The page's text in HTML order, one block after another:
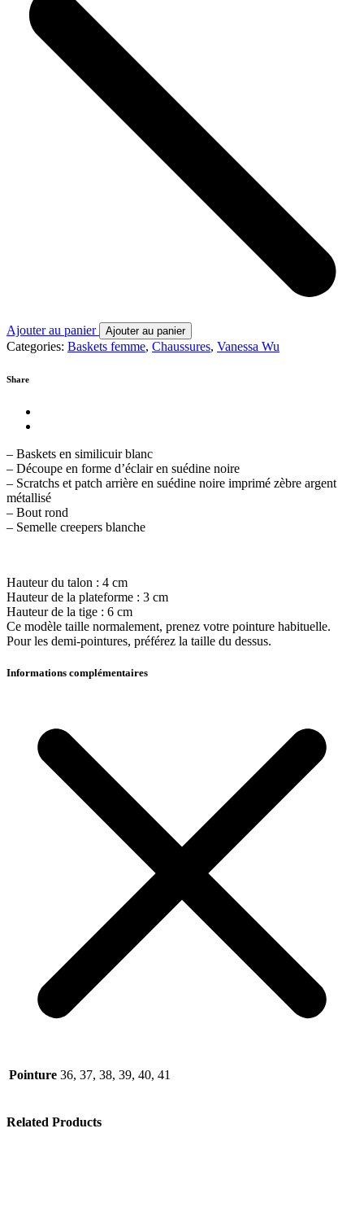
Ajouter au panier Ajouter au panier
Categories: Baskets femme, Chaussures, Vanessa Wu
Share
– Baskets en similicuir blanc
– Découpe en forme d’éclair en suédine noire
– Scratchs et patch arrière en suédine noire imprimé zèbre argent
métallisé
– Bout rond
– Semelle creepers blanche
Hauteur du talon : 4 cm
Hauteur de la plateforme : 3 cm
Hauteur de la tige : 6 cm
Ce modèle taille normalement, prenez votre pointure habituelle.
Pour les demi-pointures, préférez la taille du dessus.
Informations complémentaires
Pointure 36, 37, 38, 39, 40, 41
Related Products